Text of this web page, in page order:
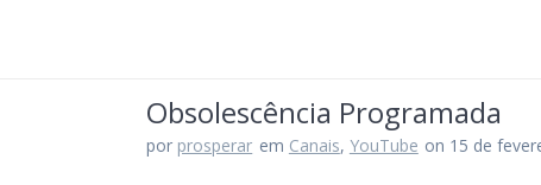
Obsolescência Programada
por prosperar em Canais, YouTube on 15 de